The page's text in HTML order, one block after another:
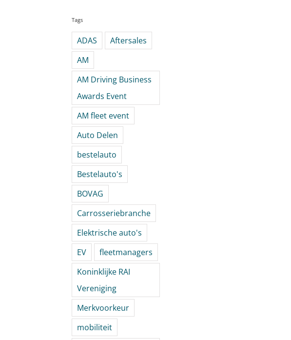
Tags
ADAS
Aftersales
AM
AM Driving Business
Awards Event
AM fleet event
Auto Delen
bestelauto
Bestelauto's
BOVAG
Carrosseriebranche
Elektrische auto's
EV
fleetmanagers
Koninklijke RAI
Vereniging
Merkvoorkeur
mobiliteit